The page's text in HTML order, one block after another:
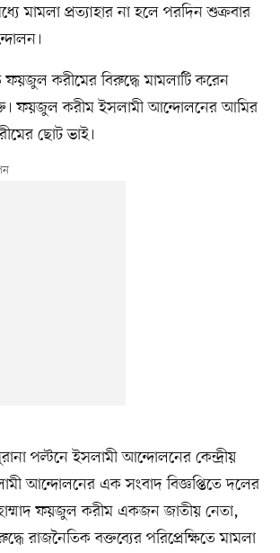
মামলা প্রত্যাহার না হলে পরদিন শুক্রবার
করীমের বিরুদ্ধে মামলাটি করেন
ফয়জুল করীম ইসলামী আন্দোলনের আমির
ছোট ভাই।
পল্টনে ইসলামী আন্দোলনের কেন্দ্রীয়
আন্দোলনের এক সংবাদ বিজ্ঞপ্তিতে দলের
ফয়জুল করীম একজন জাতীয় নেতা,
রাজনৈতিক বক্তব্যের পরিপ্রেক্ষিতে মামলা